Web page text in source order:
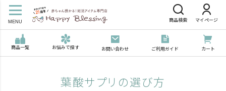
MENU 商品検索 マイページ
商品一覧 お悩みで探す お問い合わせ ご利用ガイド カート
葉酸サプリの選び方